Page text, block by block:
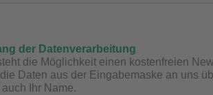
der Datenverarbeitung
die Möglichkeit einen kostenfreien
Daten aus der Eingabemaske an uns
Ihr Name.